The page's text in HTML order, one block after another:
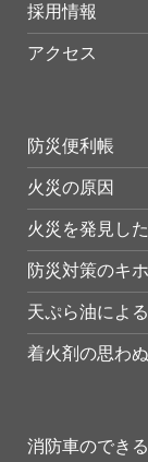
採用情報
アクセス
防災便利帳
火災の原因
火災を発見し
防災対策のキ
天ぷら油によ
着火剤の思わ
消防車のでき